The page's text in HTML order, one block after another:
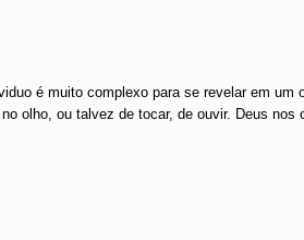
é muito complexo para se revelar em um
olho, ou talvez de tocar, de ouvir. Deus nos